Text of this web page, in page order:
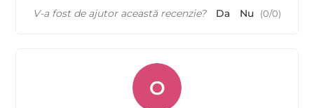
V-a fost de ajutor această recenzie? Da Nu (0/0)
O